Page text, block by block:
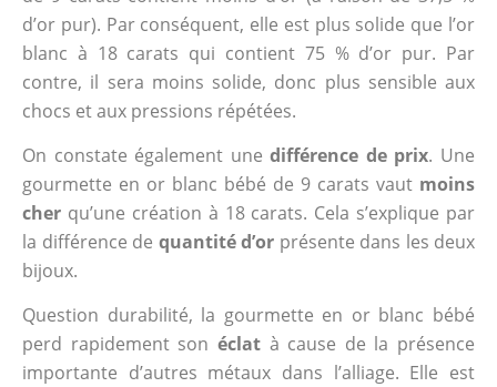
d’or pur). Par conséquent, elle est plus solide que l’or
blanc à 18 carats qui contient 75 % d’or pur. Par
contre, il sera moins solide, donc plus sensible aux
chocs et aux pressions répétées.
On constate également unedifférence de prix. Une
gourmette en or blanc bébé de 9 carats vaut moins
cher qu’une création à 18 carats. Cela s’explique par
la différence de quantité d’or présente dans les deux
bijoux.
Question durabilité, la gourmette en or blanc bébé
perd rapidement son éclatà cause de la présence
importante d’autres métaux dans l’alliage. Elle est